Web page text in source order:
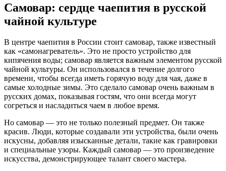
Самовар: сердце чаепития в русской
чайной культуре
В центре чаепития в России стоит самовар, также известный
как «самонагреватель». Это не просто устройство для
кипячения воды; самовар является важным элементом русской
чайной культуры. Он использовался в течение долгого
времени, чтобы всегда иметь горячую воду для чая, даже в
самые холодные зимы. Это сделало самовар очень важным в
русских домах, показывая гостям, что они всегда могут
согреться и насладиться чаем в любое время.
Но самовар — это не только полезный предмет. Он также
красив. Люди, которые создавали эти устройства, были очень
искусны, добавляя изысканные детали, такие как гравировки
и специальные узоры. Каждый самовар — это произведение
искусства, демонстрирующее талант своего мастера.